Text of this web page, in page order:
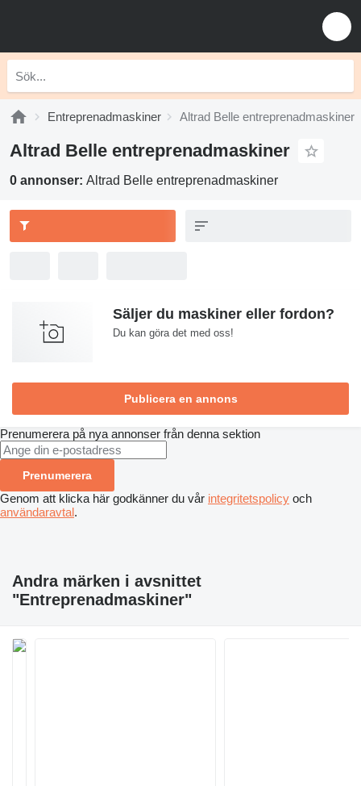
Entreprenadmaskiner Altrad Belle entreprenadmaskiner
Altrad Belle entreprenadmaskiner
0 annonser: Altrad Belle entreprenadmaskiner
Säljer du maskiner eller fordon?
Du kan göra det med oss!
Publicera en annons
Prenumerera på nya annonser från denna sektion
Prenumerera
Genom att klicka här godkänner du vår integritetspolicy och
användaravtal.
Andra märken i avsnittet
"Entreprenadmaskiner"